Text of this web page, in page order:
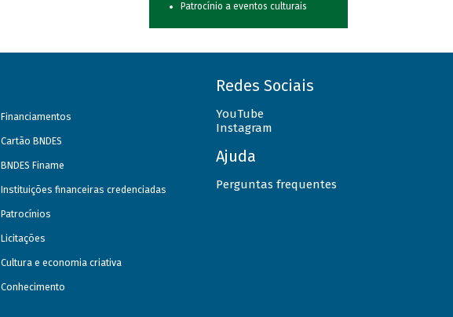
Patrocínio a eventos culturais
Financiamentos
Cartão BNDES
BNDES Finame
Instituições financeiras credenciadas
Patrocínios
Licitações
Cultura e economia criativa
Conhecimento
Redes Sociais
YouTube
Instagram
Ajuda
Perguntas frequentes